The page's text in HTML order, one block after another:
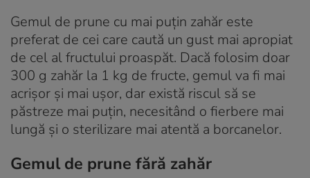
Gemul de prune cu mai puțin zahăr este
preferat de cei care caută un gust mai apropiat
de cel al fructului proaspăt. Dacă folosim doar
300 g zahăr la 1 kg de fructe, gemul va fi mai
acrișor și mai ușor, dar există riscul să se
păstreze mai puțin, necesitând o fierbere mai
lungă și o sterilizare mai atentă a borcanelor.
Gemul de prune fără zahăr